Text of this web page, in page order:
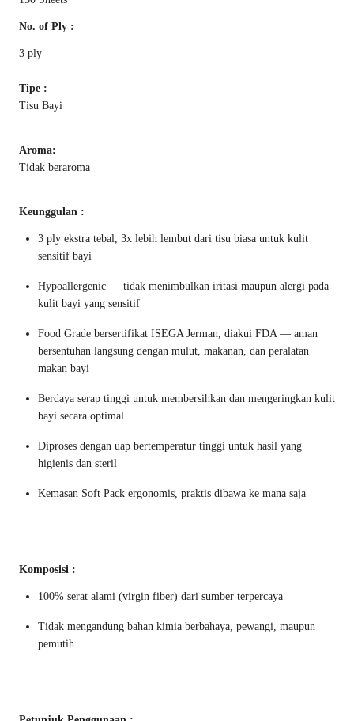
No. of Ply :
3 ply
Tipe :
Tisu Bayi
Aroma:
Tidak beraroma
Keunggulan :
3 ply ekstra tebal, 3x lebih lembut dari tisu biasa untuk kulit
sensitif bayi
Hypoallergenic — tidak menimbulkan iritasi maupun alergi pada
kulit bayi yang sensitif
Food Grade bersertifikat ISEGA Jerman, diakui FDA — aman
bersentuhan langsung dengan mulut, makanan, dan peralatan
makan bayi
Berdaya serap tinggi untuk membersihkan dan mengeringkan kulit
bayi secara optimal
Diproses dengan uap bertemperatur tinggi untuk hasil yang
higienis dan steril
Kemasan Soft Pack ergonomis, praktis dibawa ke mana saja
Komposisi :
100% serat alami (virgin fiber) dari sumber terpercaya
Tidak mengandung bahan kimia berbahaya, pewangi, maupun
pemutih